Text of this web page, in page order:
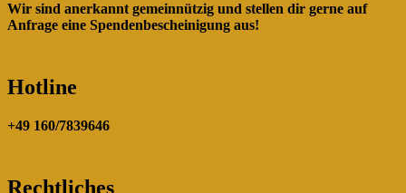
Wir sind anerkannt gemeinnützig und stellen dir gerne auf
Anfrage eine Spendenbescheinigung aus!
Hotline
+49 160/7839646
Rechtliches